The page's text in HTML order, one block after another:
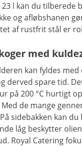
l kan du tilberede
og afløbshanen
af rustfrit stål er
med
kan fyldes
derved spare tid.
på 200 °C hurtigt
de mange
sidebakken kan
låg beskytter
Royal Catering